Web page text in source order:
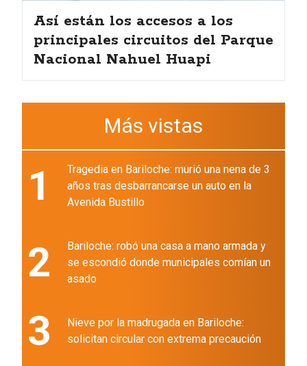
Así están los accesos a los
principales circuitos del Parque
Nacional Nahuel Huapi
Más vistas
1
Tragedia en Bariloche: murió una nena de 3
años tras desbarrancarse un auto en la
Avenida Bustillo
2
Bariloche: robó una casa a mano armada y
se escondió donde municipales comían un
asado
3
Nieve por la madrugada en Bariloche:
solicitan circular con extrema precaución